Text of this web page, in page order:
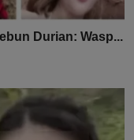
Durian: Wasp...